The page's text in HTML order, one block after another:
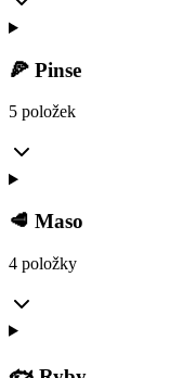
🍕 Pinse
5 položek
🥩 Maso
4 položky